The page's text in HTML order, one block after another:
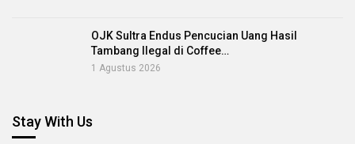
OJK Sultra Endus Pencucian Uang Hasil
Tambang Ilegal di Coffee…
1 Agustus 2026
Stay With Us